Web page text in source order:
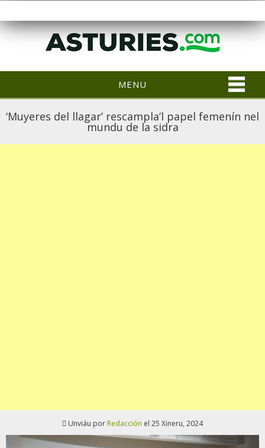
MENU
‘Muyeres del llagar’ rescampla’l papel femenín nel
mundu de la sidra
Unviáu por Redacción el 25 Xineru, 2024